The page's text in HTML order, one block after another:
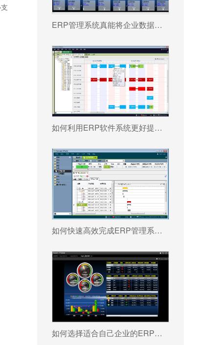
ERP管理系统真能将企业数据转化为可执行决策吗?
如何利用ERP软件系统更好提升企业运营效率?
如何快速高效完成ERP管理系统配置?
如何选择适合自己企业的ERP软件?